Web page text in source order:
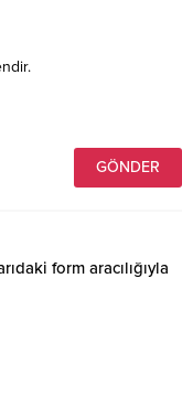
form aracılığıyla